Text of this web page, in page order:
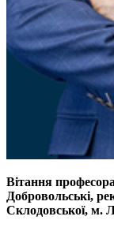
Вітання
Добровольські,
Склодовської, м.